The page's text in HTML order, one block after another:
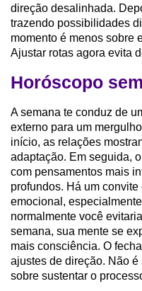
direção desalinhada.
trazendo possibilidades
momento é menos sobre
Ajustar rotas agora evita
Horóscopo
A semana te conduz de
externo para um
início, as relações
adaptação. Em seguida,
com pensamentos mais
profundos. Há um
emocional,
normalmente você
semana, sua mente se
mais consciência. O
ajustes de direção. Não
sobre sustentar o